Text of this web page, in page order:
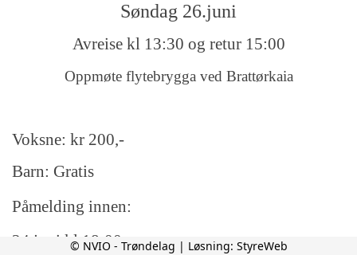
Søndag 26.juni
Avreise kl 13:30 og retur 15:00
Oppmøte flytebrygga ved Brattørkaia
Voksne: kr 200,-
Barn: Gratis
Påmelding innen:
24.juni kl 18:00© NVIO - Trøndelag | Løsning: StyreWeb